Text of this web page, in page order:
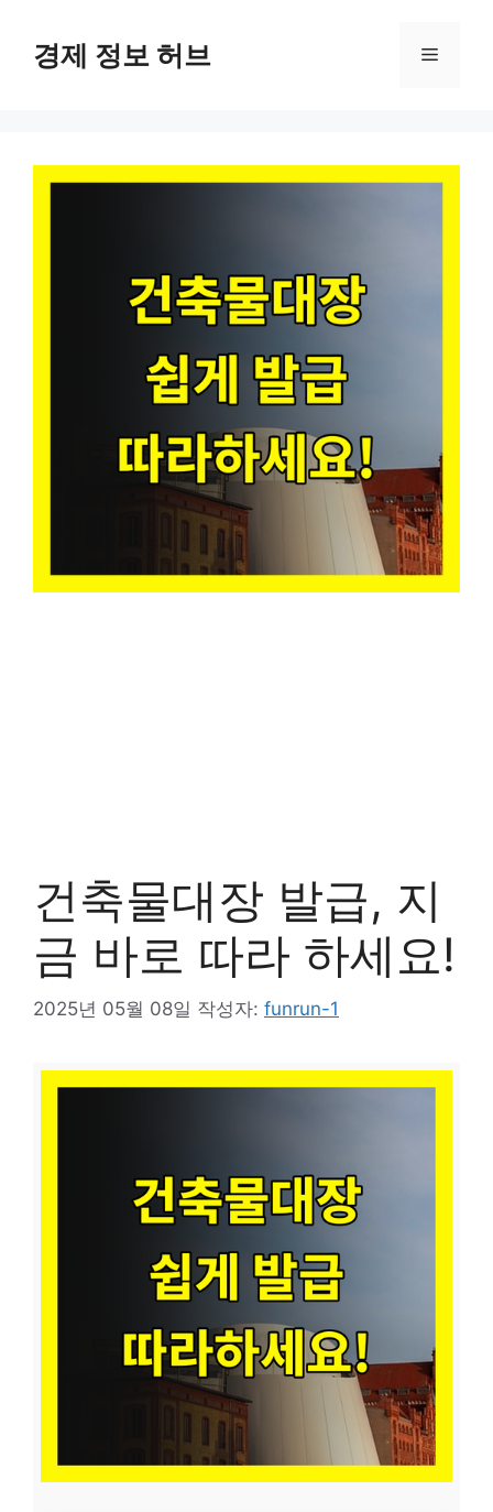
경제 정보 허브 메
건축물대장 발급, 지
금 바로 따라 하세요!
2025년 05월 08일 작성자: funrun-1